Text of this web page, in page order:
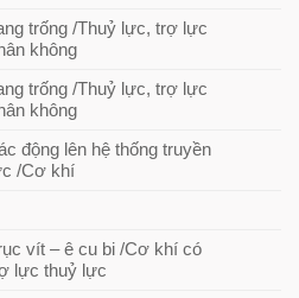
trống /Thuỷ lực, trợ lực
không
trống /Thuỷ lực, trợ lực
không
động lên hệ thống truyền
/Cơ khí
vít – ê cu bi /Cơ khí có
lực thuỷ lực